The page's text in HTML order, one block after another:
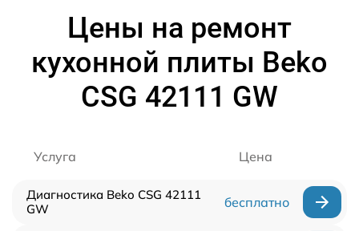
Цены на ремонт
кухонной плиты Beko
CSG 42111 GW
Услуга Цена
Диагностика Beko CSG 42111
GW
бесплатно